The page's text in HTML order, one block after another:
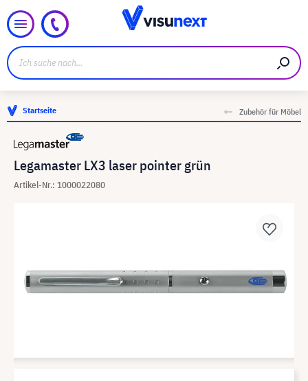
Startseite Zubehör für Möbel
Legamaster LX3 laser pointer grün
Artikel-Nr.: 1000022080